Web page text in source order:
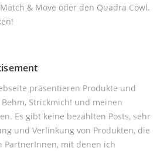
& Move oder den Quadra Cowl.
präsentieren Produkte und
Strickmich! und meinen
Es gibt keine bezahlten Posts, sehr
und Verlinkung von Produkten, die
PartnerInnen, mit denen ich